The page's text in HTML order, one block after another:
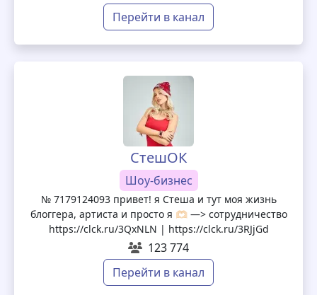
Перейти в канал
СтешОК
Шоу-бизнес
№ 7179124093 привет! я Стеша и тут моя жизнь
блоггера, артиста и просто я 🫶🏻 —> сотрудничество
https://clck.ru/3QxNLN | https://clck.ru/3RJjGd
123 774
Перейти в канал